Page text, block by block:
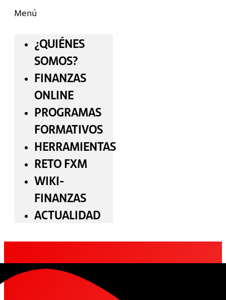
Menú
¿QUIÉNES
SOMOS?
FINANZAS
ONLINE
PROGRAMAS
FORMATIVOS
HERRAMIENTAS
RETO FXM
WIKI-
FINANZAS
ACTUALIDAD